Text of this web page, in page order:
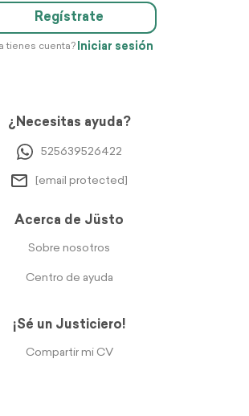
Regístrate
tienes cuenta? Iniciar sesión
¿Necesitas ayuda?
525639526422
[email protected]
Acerca de Jüsto
Sobre nosotros
Centro de ayuda
¡Sé un Justiciero!
Compartir mi CV